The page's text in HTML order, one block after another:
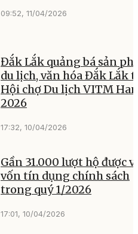
09:52, 11/04/2026
Đắk Lắk quảng bá sản
du lịch, văn hóa Đắk Lắk
Hội chợ Du lịch VITM
2026
17:32, 10/04/2026
Gần 31.000 lượt hộ được
vốn tín dụng chính sách
trong quý 1/2026
17:01, 10/04/2026